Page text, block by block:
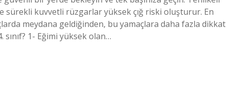
sürekli kuvvetli rüzgarlar yüksek çığ riski oluşturur. En
meydana geldiğinden, bu yamaçlara daha fazla dikkat
sınıf? 1- Eğimi yüksek olan…